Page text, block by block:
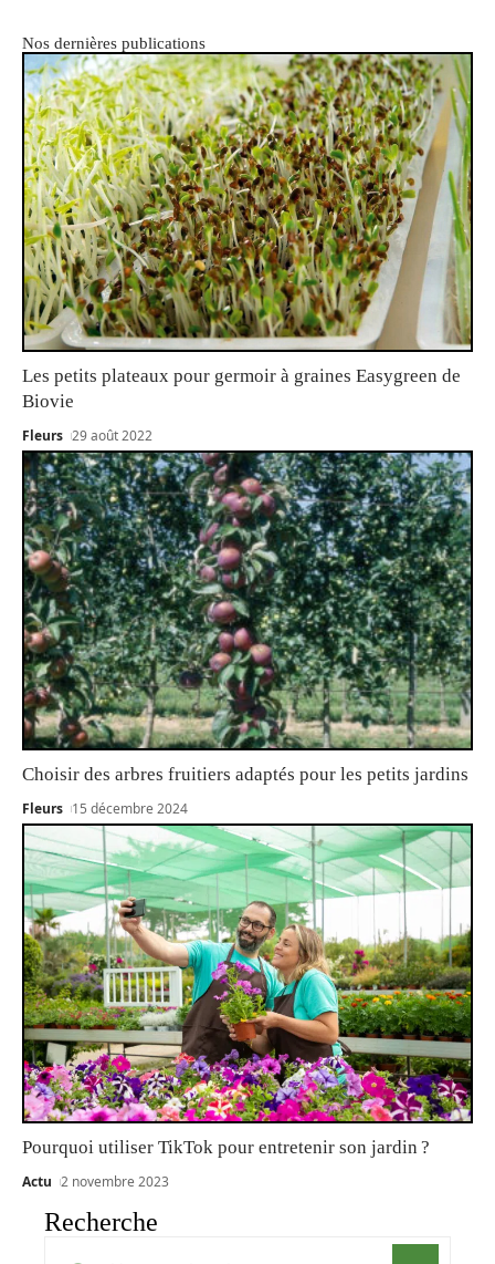
Nos dernières publications
Les petits plateaux pour germoir à graines Easygreen de
Biovie
Fleurs 29 août 2022
Choisir des arbres fruitiers adaptés pour les petits jardins
Fleurs 15 décembre 2024
Pourquoi utiliser TikTok pour entretenir son jardin ?
Actu 2 novembre 2023
Recherche